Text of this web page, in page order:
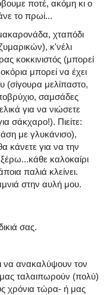
ποτέ, ακόμη κι ο
το πρωί...
χταπόδι
κ'νέλι
κοκκινιστός (μπορεί
μπορεί να έχει
(σίγουρα μελίπαστο,
σαμσάδες
για να νιώσετε
σάκχαρο!). Πιείτε:
με γλυκάνισο),
κάνετε για να την
καλοκαίρι
παλιά κλείνει.
στην αυλή μου.
σας.
ανακαλύψουν τον
μας ταλαιπωρούν (πολύ)
χρόνια τώρα- ή μας